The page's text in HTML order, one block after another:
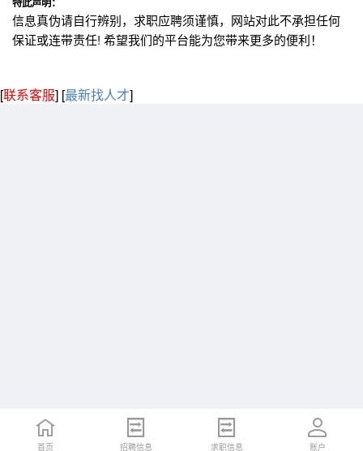
信息真伪请自行辨别，求职应聘须谨慎，网站对此不承担任何
保证或连带责任! 希望我们的平台能为您带来更多的便利！
[联系客服] [最新找人才]
首页 招聘信息 求职信息 账户